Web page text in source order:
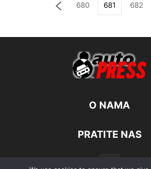
680 681 682
O NAMA
PRATITE NAS